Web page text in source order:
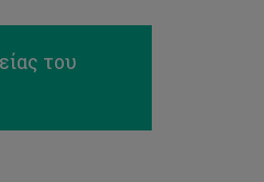
του